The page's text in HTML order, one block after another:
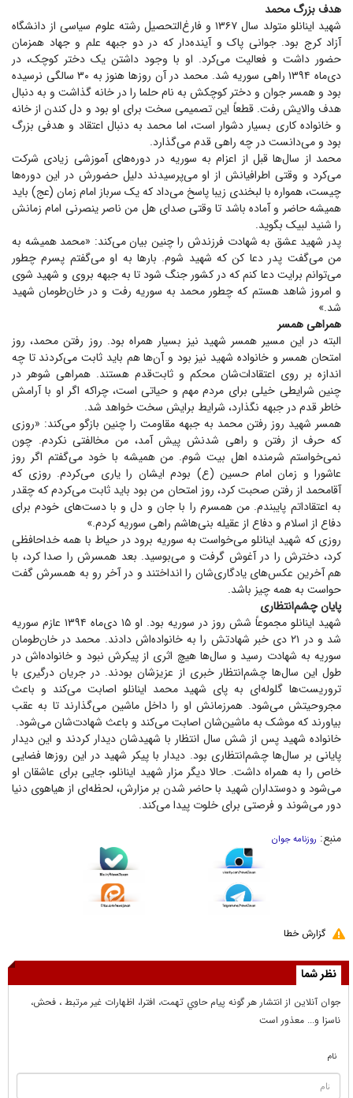
هدف بزرگ محمد
شهید اینانلو متولد سال ۱۳۶۷ و فارغ‌التحصیل رشته علوم سیاسی از دانشگاه
آزاد کرج بود. جوانی پاک و آینده‌دار که در دو جبهه علم و جهاد همزمان
حضور داشت و فعالیت می‌کرد. او با وجود داشتن یک دختر کوچک، در
دی‌ماه ۱۳۹۴ راهی سوریه شد. محمد در آن روز‌ها هنوز به ۳۰ سالگی نرسیده
بود و همسر جوان و دختر کوچکش به نام حلما را در خانه گذاشت و به دنبال
هدف والایش رفت. قطعاً این تصمیمی سخت برای او بود و دل کندن از خانه
و خانواده کاری بسیار دشوار است، اما محمد به دنبال اعتقاد و هدفی بزرگ
بود و می‌دانست در چه راهی قدم می‌گذارد.
محمد از سال‌ها قبل از اعزام به سوریه در دوره‌های آموزشی زیادی شرکت
می‌کرد و وقتی اطرافیانش از او می‌پرسیدند دلیل حضورش در این دوره‌ها
چیست، همواره با لبخندی زیبا پاسخ می‌داد که یک سرباز امام زمان (عج) باید
همیشه حاضر و آماده باشد تا وقتی صدای هل من ناصر ینصرنی امام زمانش
را شنید لبیک بگوید.
پدر شهید عشق به شهادت فرزندش را چنین بیان می‌کند: «محمد همیشه به
من می‌گفت پدر دعا کن که شهید شوم. بار‌ها به او می‌گفتم پسرم چطور
می‌توانم برایت دعا کنم که در کشور جنگ شود تا به جبهه بروی و شهید شوی
و امروز شاهد هستم که چطور محمد به سوریه رفت و در خان‌طومان شهید
شد.»
همراهی همسر
البته در این مسیر همسر شهید نیز بسیار همراه بود. روز رفتن محمد، روز
امتحان همسر و خانواده شهید نیز بود و آن‌ها هم باید ثابت می‌کردند تا چه
اندازه بر روی اعتقادات‌شان محکم و ثابت‌قدم هستند. همراهی شوهر در
چنین شرایطی خیلی برای مردم مهم و حیاتی است، چراکه اگر او با آرامش
خاطر قدم در جبهه نگذارد، شرایط برایش سخت خواهد شد.
همسر شهید روز رفتن محمد به جبهه مقاومت را چنین بازگو می‌کند: «روزی
که حرف از رفتن و راهی شدنش پیش آمد، من مخالفتی نکردم. چون
نمی‌خواستم شرمنده اهل بیت شوم. من همیشه با خود می‌گفتم اگر روز
عاشورا و زمان امام حسین (ع) بودم ایشان را یاری می‌کردم. روزی که
آقامحمد از رفتن صحبت کرد، روز امتحان من بود باید ثابت می‌کردم که چقدر
به اعتقاداتم پایبندم. من همسرم را با جان و دل و با دست‌های خودم برای
دفاع از اسلام و دفاع از عقیله بنی‌هاشم راهی سوریه کردم.»
روزی که شهید اینانلو می‌خواست به سوریه برود در حیاط با همه خداحافظی
کرد، دخترش را در آغوش گرفت و می‌بوسید. بعد همسرش را صدا کرد، با
هم آخرین عکس‌های یادگاری‌شان را انداختند و در آخر رو به همسرش گفت
حواست به همه چیز باشد.
پایان چشم‌انتظاری
شهید اینانلو مجموعاً شش روز در سوریه بود. او ۱۵ دی‌ماه ۱۳۹۴ عازم سوریه
شد و در ۲۱ دی خبر شهادتش را به خانواده‌اش دادند. محمد در خان‌طومان
سوریه به شهادت رسید و سال‌ها هیچ اثری از پیکرش نبود و خانواده‌اش در
طول این سال‌ها چشم‌انتظار خبری از عزیزشان بودند. در جریان درگیری با
تروریست‌ها گلوله‌ای به پای شهید محمد اینانلو اصابت می‌کند و باعث
مجروحیتش می‌شود. همرزمانش او را داخل ماشین می‌گذارند تا به عقب
بیاورند که موشک به ماشین‌شان اصابت می‌کند و باعث شهادت‌شان می‌شود.
خانواده شهید پس از شش سال انتظار با شهید‌شان دیدار کردند و این دیدار
پایانی بر سال‌ها چشم‌انتظاری بود. دیدار با پیکر شهید در این روز‌ها فضایی
خاص را به همراه داشت. حالا دیگر مزار شهید اینانلو، جایی برای عاشقان او
می‌شود و دوستداران شهید با حاضر شدن بر مزارش، لحظه‌ای از هیاهوی دنیا
دور می‌شوند و فرصتی برای خلوت پیدا می‌کند.
منبع: روزنامه جوان
گزارش خطا
نظر شما
جوان آنلاين از انتشار هر گونه پيام حاوي تهمت، افترا، اظهارات غير مرتبط ، فحش،
ناسزا و... معذور است
نام